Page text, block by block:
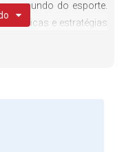
no mundo do esporte.
técnicas e estratégias
participar e se divertir.
de todos e como
mais justa e